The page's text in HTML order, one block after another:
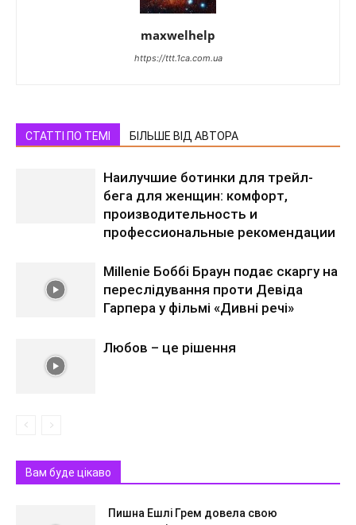
maxwelhelp
https://ttt.1ca.com.ua
СТАТТІ ПО ТЕМІ БІЛЬШЕ ВІД АВТОРА
Наилучшие ботинки для трейл-
бега для женщин: комфорт,
производительность и
профессиональные рекомендации
Millenie Боббі Браун подає скаргу на
переслідування проти Девіда
Гарпера у фільмі «Дивні речі»
Любов – це рішення
Вам буде цікаво
Пишна Ешлі Грем довела свою